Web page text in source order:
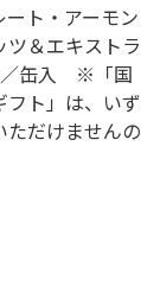
ト・アーモン
ツ＆エキストラ
／缶入 ※「国
ト」は、いず
だけませんの